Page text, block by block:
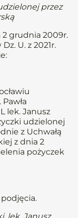
przez
2 grudnia 2009r.
U. z 2021r.
lek. Janusz
udzielonej
z Uchwałą
z dnia 2
pożyczek